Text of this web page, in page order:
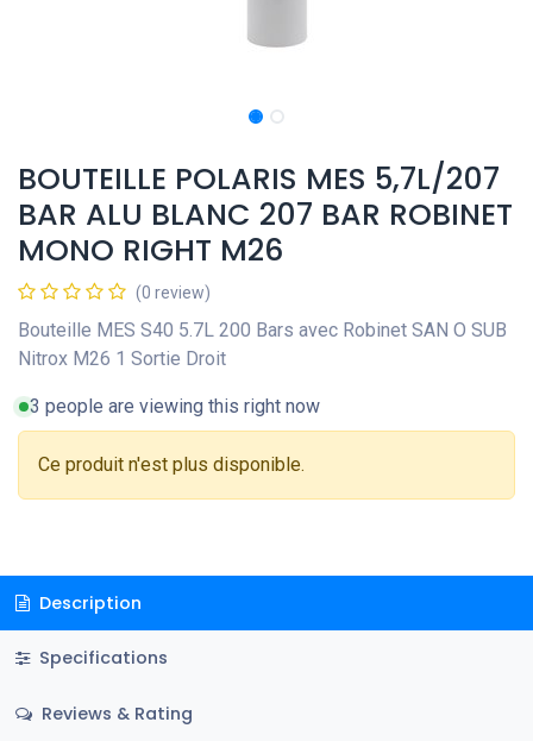
BOUTEILLE POLARIS MES 5,7L/207
BAR ALU BLANC 207 BAR ROBINET
MONO RIGHT M26
(0 review)
Bouteille MES S40 5.7L 200 Bars avec Robinet SAN O SUB
Nitrox M26 1 Sortie Droit
3 people are viewing this right now
Ce produit n'est plus disponible.
Description
Specifications
Reviews & Rating